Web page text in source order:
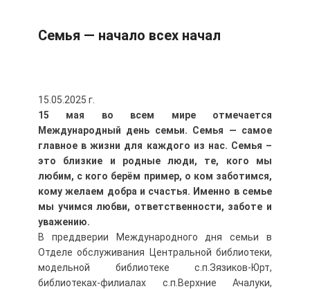
Семья — начало всех начал
15.05.2025 г.
15 мая во всем мире отмечается
Международный день семьи. Семья — самое
главное в жизни для каждого из нас. Семья –
это близкие и родные люди, те, кого мы
любим, с кого берём пример, о ком заботимся,
кому желаем добра и счастья. Именно в семье
мы учимся любви, ответственности, заботе и
уважению.
В преддверии Международного дня семьи в
Отделе обслуживания Центральной библиотеки,
модельной библиотеке с.п.Зязиков-Юрт,
библиотеках-филиалах с.п.Верхние Ачалуки,